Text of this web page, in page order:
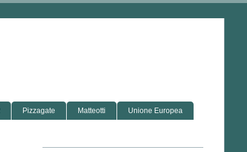
Pizzagate Matteotti Unione Europea